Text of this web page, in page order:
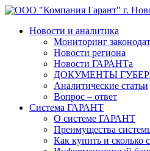
Новости и аналитика
Мониторинг
Новости региона
Новости ГАРАНТа
ДОКУМЕНТЫ
Аналитические статьи
Вопрос – ответ
Система ГАРАНТ
О системе ГАРАНТ
Преимущества
Как купить и сколько